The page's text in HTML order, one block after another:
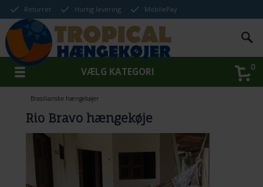
Returret Hurtig levering MobilePay
0
VÆLG KATEGORI
Brasilianske hængekøjer
Rio Bravo hængekøje